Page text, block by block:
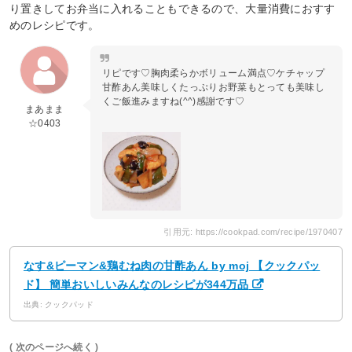
り置きしてお弁当に入れることもできるので、大量消費におすす
めのレシピです。
まあまま
☆0403
リピです♡胸肉柔らかボリューム満点♡ケチャップ
甘酢あん美味しくたっぷりお野菜もとっても美味し
くご飯進みますね(^^)感謝です♡
引用元: https://cookpad.com/recipe/1970407
なす&ピーマン&鶏むね肉の甘酢あん by moj 【クックパッ
ド】 簡単おいしいみんなのレシピが344万品
出典: クックパッド
( 次のページへ続く )